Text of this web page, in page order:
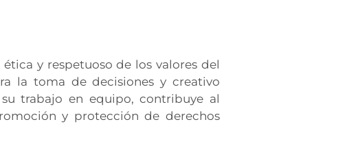
y respetuoso de los valores del
la toma de decisiones y creativo
trabajo en equipo, contribuye al
y protección de derechos